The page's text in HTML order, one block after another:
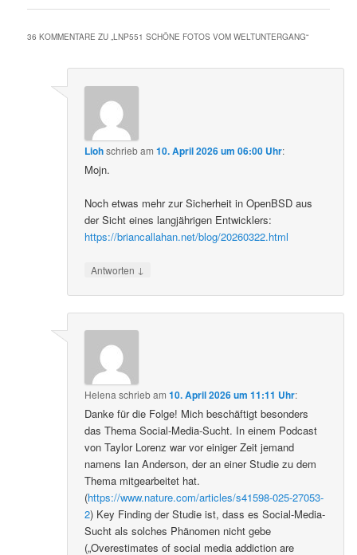
36 KOMMENTARE ZU „LNP551 SCHÖNE FOTOS VOM WELTUNTERGANG“
Liohschriebam10. April 2026 um 06:00 Uhr:
Mojn.
Noch etwas mehr zur Sicherheit in OpenBSD aus
der Sicht eines langjährigen Entwicklers:
https://briancallahan.net/blog/20260322.html
Antworten ↓
Helena schriebam10. April 2026 um 11:11 Uhr:
Danke für die Folge! Mich beschäftigt besonders
das Thema Social-Media-Sucht. In einem Podcast
von Taylor Lorenz war vor einiger Zeit jemand
namens Ian Anderson, der an einer Studie zu dem
Thema mitgearbeitet hat.
(https://www.nature.com/articles/s41598-025-27053-
2) Key Finding der Studie ist, dass es Social-Media-
Sucht als solches Phänomen nicht gebe
(„Overestimates of social media addiction are